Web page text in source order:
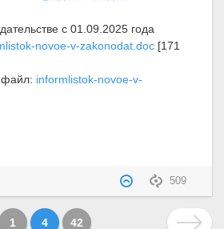
с 01.09.2025 года
novoe-v-zakonodat.doc [171
файл: informlistok-novoe-v-
509
1 4 42